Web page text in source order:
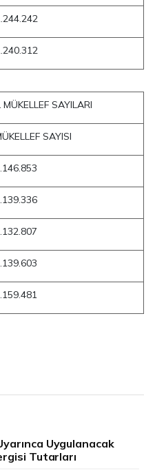
SAYILARI
SAYISI
Uygulanacak
Tutarları